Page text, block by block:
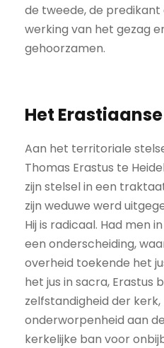
de tweede, de
werking van het gezag
gehoorzamen.
Het
Aan het territoriale
Thomas Erastus te
zijn stelsel in een
zijn weduwe werd
Hij is radicaal. Had men
een onderscheiding,
overheid toekende het
het jus in sacra, Erastus
zelfstandigheid der
onderworpenheid aan
kerkelijke ban voor